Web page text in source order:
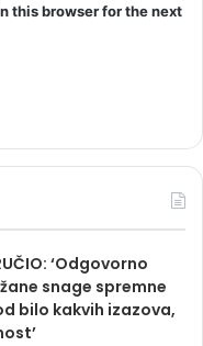
this browser for the next
‘Odgovorno
snage spremne
bilo kakvih izazova,